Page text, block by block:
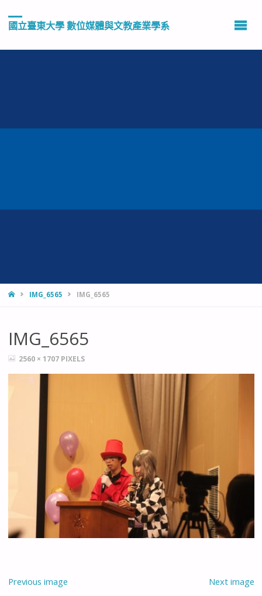
國立臺東大學 數位媒體與文教產業學系
HOMEIMG_6565 IMG_6565
IMG_6565
FULL2560 × 1707 PIXELS
Previous image Next image